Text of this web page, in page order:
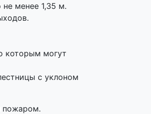
менее 1,35 м.
которым могут
с уклоном
пожаром.